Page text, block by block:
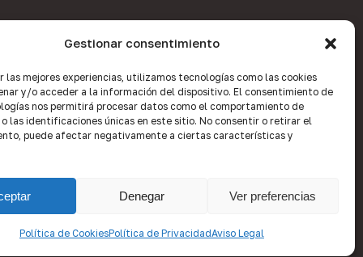
Gestionar consentimiento
las mejores experiencias, utilizamos tecnologías como las cookies
y/o acceder a la información del dispositivo. El consentimiento de
nos permitirá procesar datos como el comportamiento de
las identificaciones únicas en este sitio. No consentir o retirar el
puede afectar negativamente a ciertas características y
Denegar Ver preferencias
Política de CookiesPolítica de PrivacidadAviso Legal
x-
twitter
facebook
linkedinyoutube